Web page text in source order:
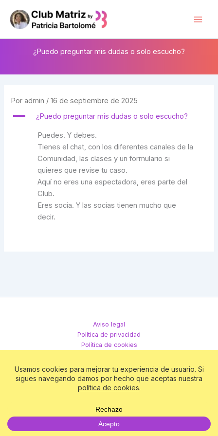
contenido
¿Puedo preguntar mis dudas o solo escucho?
Poradmin /16 de septiembre de 2025
A ¿Puedo preguntar mis dudas o solo escucho?
Puedes. Y debes.
Tienes el chat, con los diferentes canales de la
Comunidad, las clases y un formulario si
quieres que revise tu caso.
Aquí no eres una espectadora, eres parte del
Club.
Eres socia. Y las socias tienen mucho que
decir.
Aviso legal
Política de privacidad
Política de cookies
Todos los derechos © 2026 Club Matriz